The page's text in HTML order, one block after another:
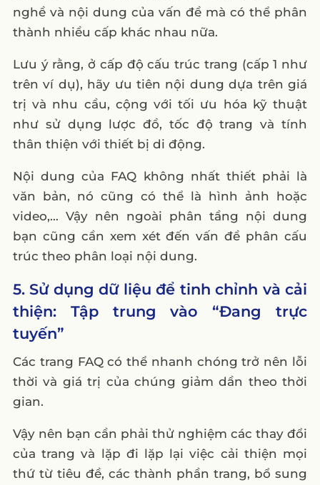
nghề và nội dung của vấn đề mà có thể phân
thành nhiều cấp khác nhau nữa.
Lưu ý rằng, ở cấp độ cấu trúc trang (cấp 1 như
trên ví dụ), hãy ưu tiên nội dung dựa trên giá
trị và nhu cầu, cộng với tối ưu hóa kỹ thuật
như sử dụng lược đồ, tốc độ trang và tính
thân thiện với thiết bị di động.
Nội dung của FAQ không nhất thiết phải là
văn bản, nó cũng có thể là hình ảnh hoặc
video,… Vậy nên ngoài phân tầng nội dung
bạn cũng cần xem xét đến vấn đề phân cấu
trúc theo phân loại nội dung.
5. Sử dụng dữ liệu để tinh chỉnh và cải
thiện: Tập trung vào “Đang trực
tuyến”
Các trang FAQ có thể nhanh chóng trở nên lỗi
thời và giá trị của chúng giảm dần theo thời
gian.
Vậy nên bạn cần phải thử nghiệm các thay đổi
của trang và lặp đi lặp lại việc cải thiện mọi
thứ từ tiêu đề, các thành phần trang, bổ sung